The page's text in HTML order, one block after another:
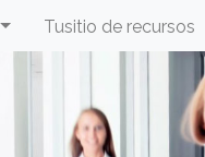
Tusitio de recursos